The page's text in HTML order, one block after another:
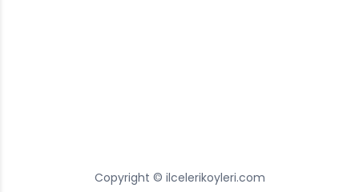
Copyright © ilcelerikoyleri.com